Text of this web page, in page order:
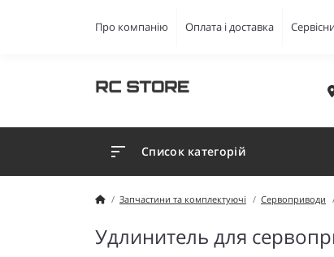
Про компанію Оплата і доставка
Список категорій
Запчастини та комплектуючі Сервоприводи
Удлинитель для